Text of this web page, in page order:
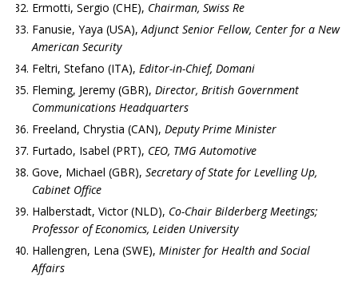
Ermotti, Sergio (CHE), Chairman, Swiss Re
Fanusie, Yaya (USA),Adjunct Senior Fellow, Center for a New
American Security
Feltri, Stefano (ITA), Editor-in-Chief, Domani
Fleming, Jeremy (GBR), Director, British Government
Communications Headquarters
Freeland, Chrystia (CAN), Deputy Prime Minister
Furtado, Isabel (PRT), CEO, TMG Automotive
Gove, Michael (GBR), Secretary of State for Levelling Up,
Cabinet Office
Halberstadt, Victor (NLD), Co-Chair Bilderberg Meetings;
Professor of Economics, Leiden University
Hallengren, Lena (SWE), Minister for Health and Social
Affairs